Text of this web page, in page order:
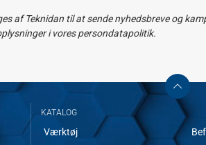
af Teknidan til at sende nyhedsbreve og
i vores persondatapolitik.
KATALOG
Værktøj